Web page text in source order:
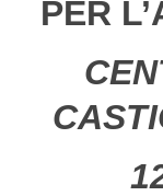
PER